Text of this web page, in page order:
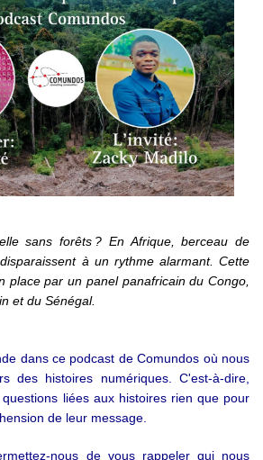
sans forêts ? En Afrique, berceau de
à un rythme alarmant. Cette
place par un panel panafricain du Congo,
et du Sénégal.
dans ce podcast de Comundos où nous
des histoires numériques. C'est-à-dire,
liées aux histoires rien que pour
de leur message.
nous de vous rappeler qui nous